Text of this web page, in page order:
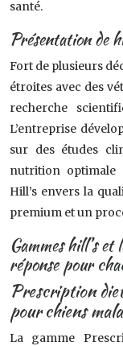
santé.
Présentation de
Fort de plusieurs
étroites avec des
recherche
L’entreprise
sur des études
nutrition optimale
Hill’s envers la
premium et un
Gammes hill’s
réponse pour
Prescription
pour chiens
La gamme